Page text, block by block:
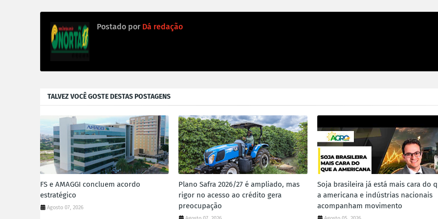
Postado por Dá redação
TALVEZ VOCÊ GOSTE DESTAS POSTAGENS
FS e AMAGGI concluem acordo
estratégico
Agosto 07, 2026
Plano Safra 2026/27 é ampliado, mas
rigor no acesso ao crédito gera
preocupação
Soja brasileira já está mais cara do
a americana e indústrias nacionais
acompanham movimento